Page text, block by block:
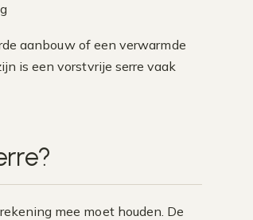
aanbouw of een verwarmde
is een vorstvrije serre vaak
mee moet houden. De